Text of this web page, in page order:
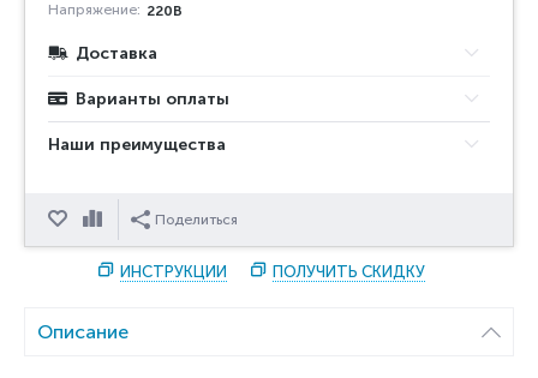
Напряжение: 220В
Доставка
Варианты оплаты
Наши преимущества
ОтложитьСравнитьПоделиться
ИНСТРУКЦИИ ПОЛУЧИТЬ СКИДКУ
Описание